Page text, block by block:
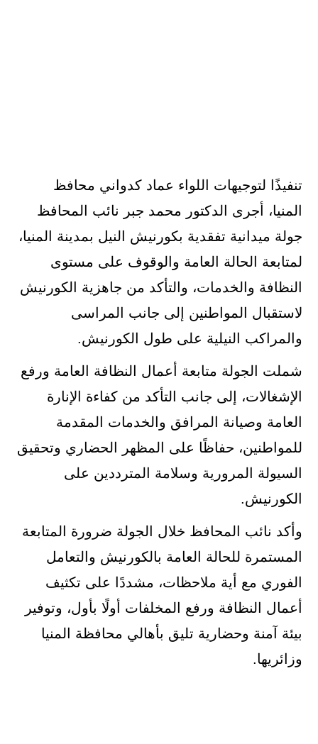
تنفيذًا لتوجيهات اللواء عماد كدواني محافظ
المنيا، أجرى الدكتور محمد جبر نائب المحافظ
جولة ميدانية تفقدية بكورنيش النيل بمدينة المنيا،
لمتابعة الحالة العامة والوقوف على مستوى
النظافة والخدمات، والتأكد من جاهزية الكورنيش
لاستقبال المواطنين إلى جانب المراسى
والمراكب النيلية على طول الكورنيش.
شملت الجولة متابعة أعمال النظافة العامة ورفع
الإشغالات، إلى جانب التأكد من كفاءة الإنارة
العامة وصيانة المرافق والخدمات المقدمة
للمواطنين، حفاظًا على المظهر الحضاري وتحقيق
السيولة المرورية وسلامة المترددين على
الكورنيش.
وأكد نائب المحافظ خلال الجولة ضرورة المتابعة
المستمرة للحالة العامة بالكورنيش والتعامل
الفوري مع أية ملاحظات، مشددًا على تكثيف
أعمال النظافة ورفع المخلفات أولًا بأول، وتوفير
بيئة آمنة وحضارية تليق بأهالي محافظة المنيا
وزائريها.